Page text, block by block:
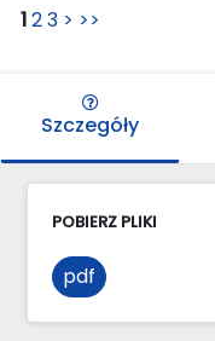
123 > >>
Szczegóły
POBIERZ PLIKI
pdf